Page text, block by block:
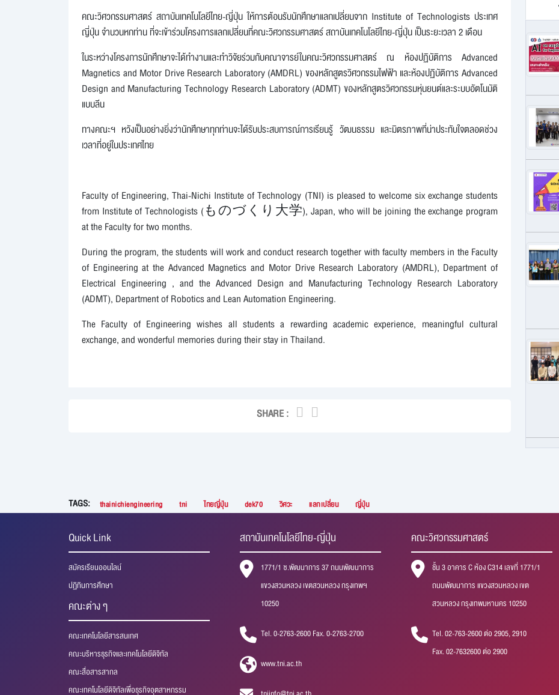
คณะวิศวกรรมศาสตร์ สถาบันเทคโนโลยีไทย-ญี่ปุ่น ให้การต้อนรับนักศึกษาแลกเปลี่ยนจาก Institute of Technologists ประเทศ
ญี่ปุ่น จำนวนหกท่าน ที่จะเข้าร่วมโครงการแลกเปลี่ยนที่คณะวิศวกรรมศาสตร์ สถาบันเทคโนโลยีไทย-ญี่ปุ่น เป็นระยะเวลา 2 เดือน
ในระหว่างโครงการนักศึกษาจะได้ทำงานและทำวิจัยร่วมกับคณาจารย์ในคณะวิศวกรรมศาสตร์ ณ ห้องปฏิบัติการ Advanced
Magnetics and Motor Drive Research Laboratory (AMDRL) ของหลักสูตรวิศวกรรมไฟฟ้า และห้องปฏิบัติการ Advanced
Design and Manufacturing Technology Research Laboratory (ADMT) ของหลักสูตรวิศวกรรมหุ่นยนต์และระบบอัตโนมัติ
แบบลีน
ทางคณะฯ หวังเป็นอย่างยิ่งว่านักศึกษาทุกท่านจะได้รับประสบการณ์การเรียนรู้ วัฒนธรรม และมิตรภาพที่น่าประทับใจตลอดช่วง
เวลาที่อยู่ในประเทศไทย
Faculty of Engineering, Thai-Nichi Institute of Technology (TNI) is pleased to welcome six exchange students
from Institute of Technologists (ものづくり大学), Japan, who will be joining the exchange program
at the Faculty for two months.
During the program, the students will work and conduct research together with faculty members in the Faculty
of Engineering at the Advanced Magnetics and Motor Drive Research Laboratory (AMDRL), Department of
Electrical Engineering , and the Advanced Design and Manufacturing Technology Research Laboratory
(ADMT), Department of Robotics and Lean Automation Engineering.
The Faculty of Engineering wishes all students a rewarding academic experience, meaningful cultural
exchange, and wonderful memories during their stay in Thailand.
SHARE :
TAGS: thainichiengineering tni ไทยญี่ปุ่น dek70 วิศวะ แลกเปลี่ยน ญี่ปุ่น
Quick Link
สมัครเรียนออนไลน์
ปฏิทินการศึกษา
คณะต่าง ๆ
คณะเทคโนโลยีสารสนเทศ
คณะบริหารธุรกิจและเทคโนโลยีดิจิทัล
คณะสื่อสารสากล
คณะเทคโนโลยีดิจิทัลเพื่อธุรกิจอุตสาหกรรม
สถาบันเทคโนโลยีไทย-ญี่ปุ่น
1771/1 ซ.พัฒนาการ 37 ถนนพัฒนาการ
แขวงสวนหลวง เขตสวนหลวง กรุงเทพฯ
10250
Tel. 0-2763-2600 Fax. 0-2763-2700
www.tni.ac.th
คณะวิศวกรรมศาสตร์
ชั้น 3 อาคาร C ห้อง C314 เลขที่ 1771/1
ถนนพัฒนาการ แขวงสวนหลวง เขต
สวนหลวง กรุงเทพมหานคร 10250
Tel. 02-763-2600 ต่อ 2905, 2910
Fax. 02-7632600 ต่อ 2900